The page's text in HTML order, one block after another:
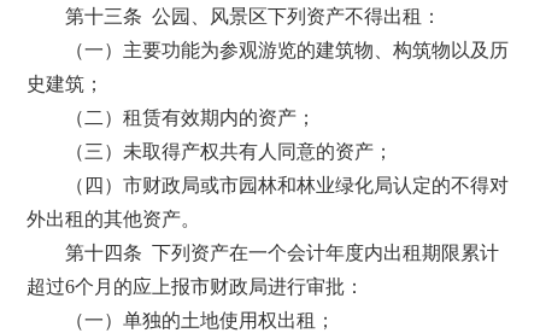
第十三条 公园、风景区下列资产不得出租：
（一）主要功能为参观游览的建筑物、构筑物以及历
史建筑；
（二）租赁有效期内的资产；
（三）未取得产权共有人同意的资产；
（四）市财政局或市园林和林业绿化局认定的不得对
外出租的其他资产。
第十四条 下列资产在一个会计年度内出租期限累计
超过6个月的应上报市财政局进行审批：
（一）单独的土地使用权出租；